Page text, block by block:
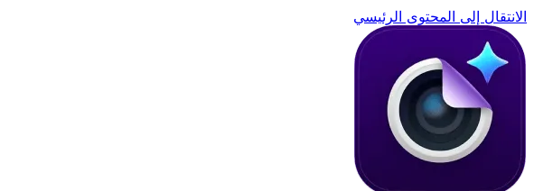
الانتقال إلى المحتوى الرئيسي